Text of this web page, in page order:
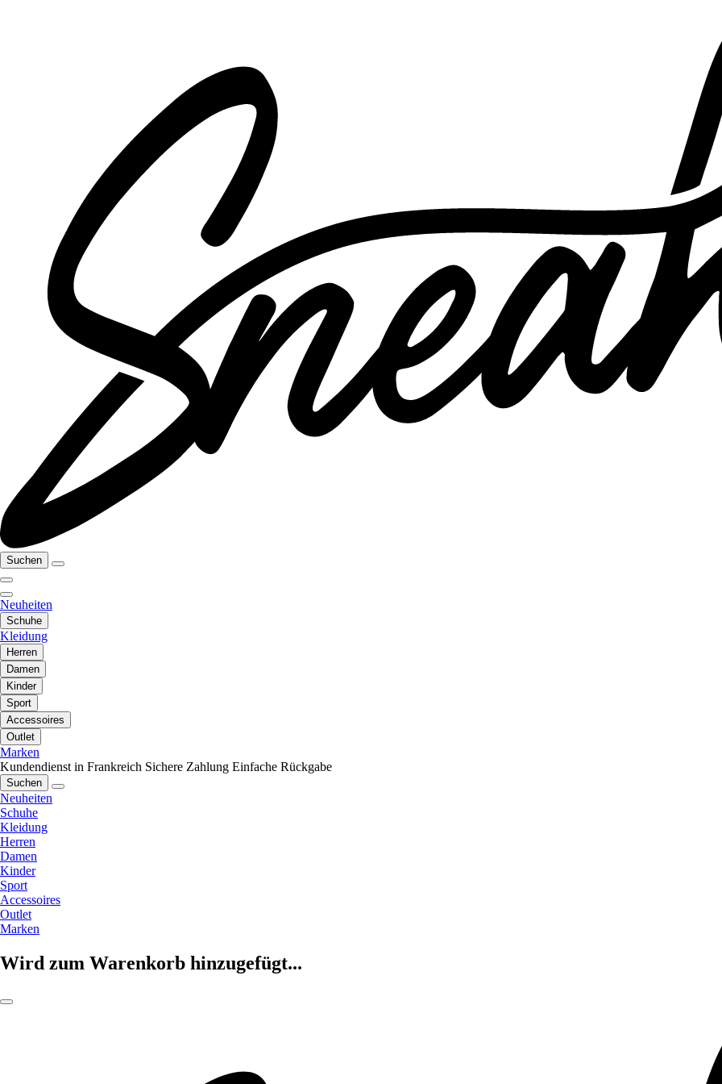
Suchen
Neuheiten
Schuhe
Kleidung
Herren
Damen
Kinder
Sport
Accessoires
Outlet
Marken
Kundendienst in Frankreich Sichere Zahlung Einfache Rückgabe
Suchen
Neuheiten
Schuhe
Kleidung
Herren
Damen
Kinder
Sport
Accessoires
Outlet
Marken
Wird zum Warenkorb hinzugefügt...